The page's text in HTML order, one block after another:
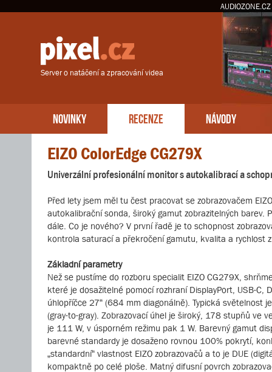
AUDIOZONE.CZ
Server o natáčení a zpracování videa
NOVINKY RECENZE NÁVODY
EIZO ColorEdge CG279X
Univerzální profesionální monitor s autokalibrací a
Před lety jsem měl tu čest pracovat se zobrazovačem
autokalibrační sonda, široký gamut zobrazitelných
dále. Co je nového? V první řadě je to schopnost
kontrola saturací a překročení gamutu, kvalita a rychlost
Základní parametry
Než se pustíme do rozboru specialit EIZO CG279X,
které je dosažitelné pomocí rozhraní DisplayPort, USB-
úhlopříčce 27“ (684 mm diagonálně). Typická
(gray-to-gray). Zobrazovací úhel je široký, 178 stupňů ve
je 111 W, v úsporném režimu pak 1 W. Barevný gamut
barevné standardy je dosaženo rovnou 100% pokrytí,
„standardní“ vlastnost EIZO zobrazovačů a to je DUE
kompaktně po celé ploše. Matný difusní povrch